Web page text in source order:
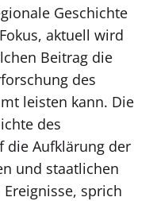
Geschichte
aktuell wird
Beitrag die
des
leisten kann. Die
des
die Aufklärung der
und staatlichen
sprich